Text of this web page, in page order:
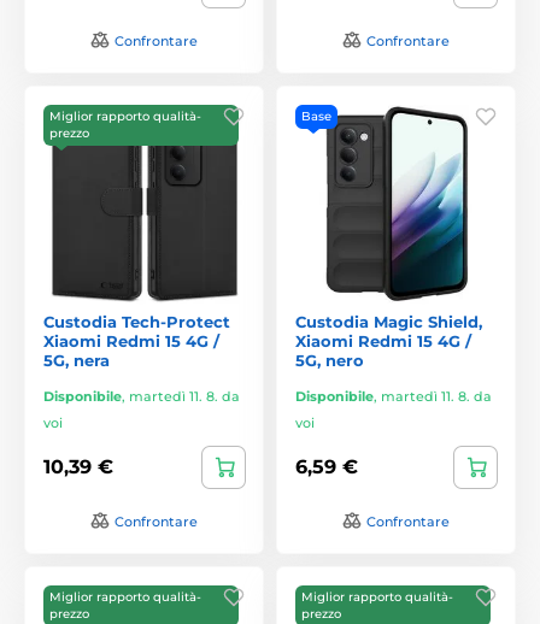
Confrontare Confrontare
Miglior rapporto qualità-
prezzo
Custodia Tech-Protect
Xiaomi Redmi 15 4G /
5G, nera
Disponibile, martedì 11. 8. da
voi
10,39 €
Confrontare
Base
Custodia Magic Shield,
Xiaomi Redmi 15 4G /
5G, nero
Disponibile, martedì 11. 8. da
voi
6,59 €
Confrontare
Miglior rapporto qualità-
prezzo
Miglior rapporto qualità-
prezzo